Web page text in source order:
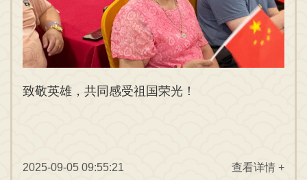
致敬英雄，共同感受祖国荣光！
2025-09-05 09:55:21 查看详情 +